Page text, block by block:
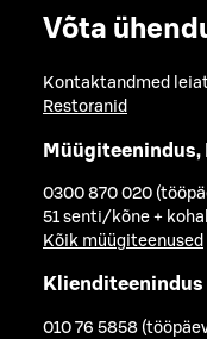
Võta
Kontaktandmed
Restoranid
0300 870 020
51 senti/kõne +
Kõik müügiteenused
Klienditeenindus
010 76 5858